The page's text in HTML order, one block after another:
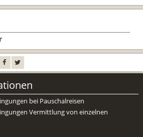
Wales per Minibus
Minibus
Hund
eine Reise mit BTCo
in Großbritannien
bei Pauschalreisen
Vermittlung von einzelnen